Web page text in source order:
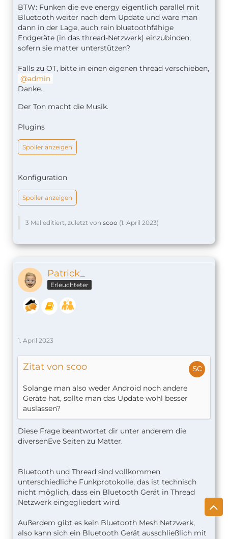
BTW: Funken die eve energy eigentlich parallel mit
Bluetooth weiter nach dem Update und wäre man
dann in der Lage, auch rein bluetoothfähige
Endgeräte (in das thread-Netzwerk) einzubinden,
sofern sie matter unterstützen?
Falls zu OT, bitte in einen eigenen thread verschieben,
admin
Danke.
Der Ton macht die Musik.
Plugins
Spoiler anzeigen
Konfiguration
Spoiler anzeigen
3 Mal editiert, zuletzt von scoo (1. April 2023)
Patrick_
Erleuchteter
1. April 2023
Zitat von scoo
Solange man also weder Android noch andere
Geräte hat, sollte man das Update wohl besser
auslassen?
Diese Frage beantwortet dir unter anderem die
diversenEve Seiten zu Matter.
Bluetooth und Thread sind vollkommen
unterschiedliche Funkprotokolle, das ist technisch
nicht möglich, dass ein Bluetooth Gerät in Thread
Netzwerk eingegliedert wird.
Außerdem gibt es kein Bluetooth Mesh Netzwerk,
also kann sich ein Bluetooth Gerät ausschließlich mit